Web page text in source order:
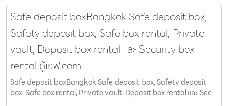
Safe deposit boxBangkok Safe deposit box,
Safety deposit box, Safe box rental, Private
vault, Deposit box rental และ Security box
rental ตู้เซฟ.com
Safe deposit boxBangkok Safe deposit box, Safety deposit
box, Safe box rental, Private vault, Deposit box rental และ Sec